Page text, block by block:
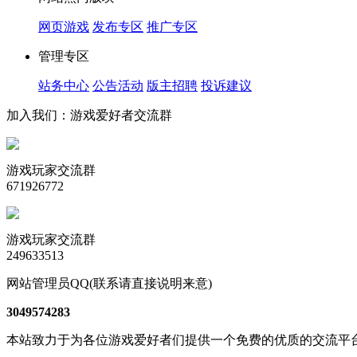
网页游戏 发布专区 推广专区
管理专区
站务中心 公告活动 版主招聘 投诉建议
加入我们：游戏爱好者交流群
游戏玩家交流群
671926772
游戏玩家交流群
249633513
网站管理员QQ(联系请直接说明来意)
3049574283
本站致力于为各位游戏爱好者们提供一个免费的优质的交流平